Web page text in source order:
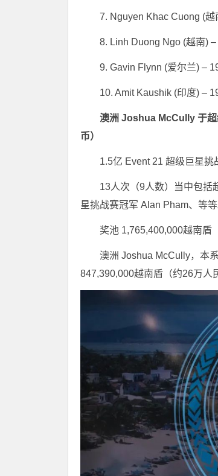
7. Nguyen Khac Cuong (越
8. Linh Duong Ngo (越南)
9. Gavin Flynn (爱尔兰) –
10. Amit Kaushik (印度) –
澳洲 Joshua McCully 于超
币）
1.5亿 Event 21 超级巨星挑
13人次（9人数）当中包括
星挑战赛冠军 Alan Pham、等等
奖池 1,765,400,000越南盾
澳洲 Joshua McCully，本
847,390,000越南盾（约26万人